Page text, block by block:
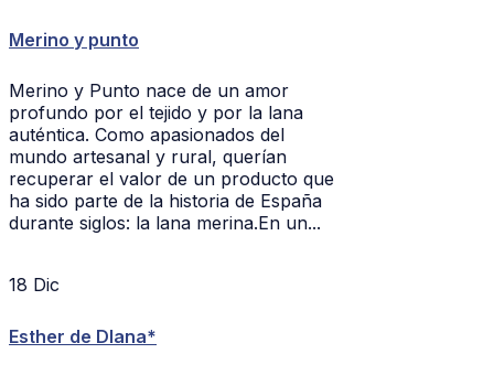
Merino y punto
Merino y Punto nace de un amor
profundo por el tejido y por la lana
auténtica. Como apasionados del
mundo artesanal y rural, querían
recuperar el valor de un producto que
ha sido parte de la historia de España
durante siglos: la lana merina.En un...
18 Dic
Esther de Dlana*